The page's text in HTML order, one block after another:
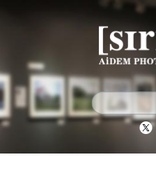
シリウスについて
展示スケジュール